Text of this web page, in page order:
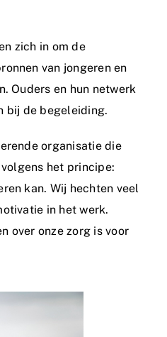
zich in om de
van jongeren en
Ouders en hun netwerk
bij de begeleiding.
organisatie die
het principe:
kan. Wij hechten veel
in het werk.
over onze zorg is voor